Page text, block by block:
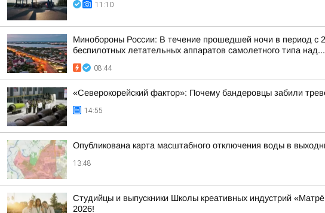
11:10
Минобороны России: В течение прошедшей ночи в период с
беспилотных летательных аппаратов самолетного типа над...
08:44
«Северокорейский фактор»: Почему бандеровцы забили
14:55
Опубликована карта масштабного отключения воды в
13:48
Студийцы и выпускники Школы креативных индустрий
2026!